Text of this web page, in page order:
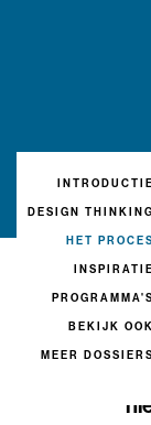
INTRODUCTIE
DESIGN THINKING
HET PROCES
INSPIRATIE
PROGRAMMA'S
BEKIJK OOK
MEER DOSSIERS